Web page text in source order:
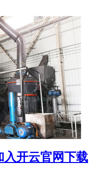
入开云官网下载